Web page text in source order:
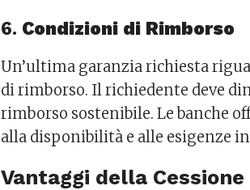
6. Condizioni di Rimborso
Un’ultima garanzia richiesta
di rimborso. Il richiedente deve
rimborso sostenibile. Le banche
alla disponibilità e alle esigenze
Vantaggi della